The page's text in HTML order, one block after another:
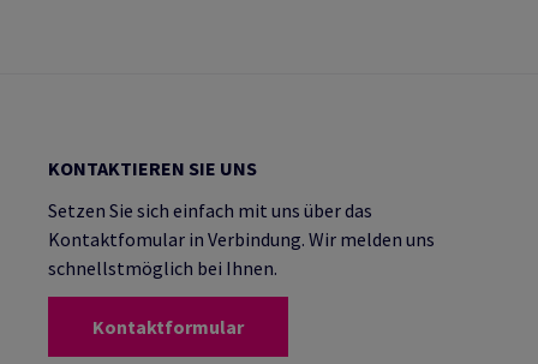
KONTAKTIEREN SIE UNS
Setzen Sie sich einfach mit uns über das
Kontaktfomular in Verbindung. Wir melden uns
schnellstmöglich bei Ihnen.
Kontaktformular